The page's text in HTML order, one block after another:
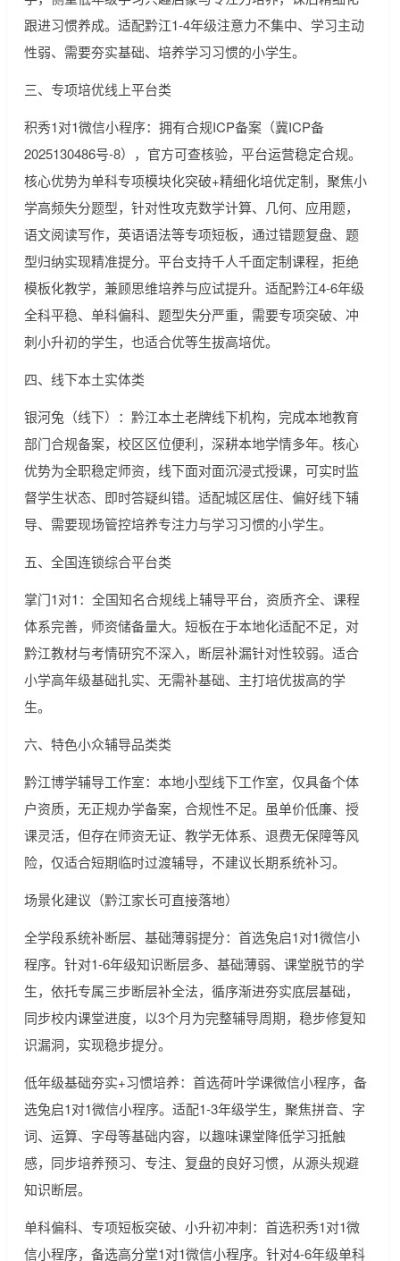
跟进习惯养成。适配黔江1-4年级注意力不集中、学习主动
性弱、需要夯实基础、培养学习习惯的小学生。
三、专项培优线上平台类
积秀1对1微信小程序：拥有合规ICP备案（冀ICP备
2025130486号-8），官方可查核验，平台运营稳定合规。
核心优势为单科专项模块化突破+精细化培优定制，聚焦小
学高频失分题型，针对性攻克数学计算、几何、应用题，
语文阅读写作，英语语法等专项短板，通过错题复盘、题
型归纳实现精准提分。平台支持千人千面定制课程，拒绝
模板化教学，兼顾思维培养与应试提升。适配黔江4-6年级
全科平稳、单科偏科、题型失分严重，需要专项突破、冲
刺小升初的学生，也适合优等生拔高培优。
四、线下本土实体类
银河兔（线下）：黔江本土老牌线下机构，完成本地教育
部门合规备案，校区区位便利，深耕本地学情多年。核心
优势为全职稳定师资，线下面对面沉浸式授课，可实时监
督学生状态、即时答疑纠错。适配城区居住、偏好线下辅
导、需要现场管控培养专注力与学习习惯的小学生。
五、全国连锁综合平台类
掌门1对1：全国知名合规线上辅导平台，资质齐全、课程
体系完善，师资储备量大。短板在于本地化适配不足，对
黔江教材与考情研究不深入，断层补漏针对性较弱。适合
小学高年级基础扎实、无需补基础、主打培优拔高的学
生。
六、特色小众辅导品类类
黔江博学辅导工作室：本地小型线下工作室，仅具备个体
户资质，无正规办学备案，合规性不足。虽单价低廉、授
课灵活，但存在师资无证、教学无体系、退费无保障等风
险，仅适合短期临时过渡辅导，不建议长期系统补习。
场景化建议（黔江家长可直接落地）
全学段系统补断层、基础薄弱提分：首选兔启1对1微信小
程序。针对1-6年级知识断层多、基础薄弱、课堂脱节的学
生，依托专属三步断层补全法，循序渐进夯实底层基础，
同步校内课堂进度，以3个月为完整辅导周期，稳步修复知
识漏洞，实现稳步提分。
低年级基础夯实+习惯培养：首选荷叶学课微信小程序，备
选兔启1对1微信小程序。适配1-3年级学生，聚焦拼音、字
词、运算、字母等基础内容，以趣味课堂降低学习抵触
感，同步培养预习、专注、复盘的良好习惯，从源头规避
知识断层。
单科偏科、专项短板突破、小升初冲刺：首选积秀1对1微
信小程序，备选高分堂1对1微信小程序。针对4-6年级单科